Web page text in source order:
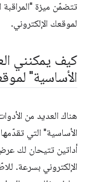
تتضمّن ميزة
لموقعك الإلكتروني.
كيف يمكنني
الأساسية"
هناك العديد من
أداتين تتيحان لك